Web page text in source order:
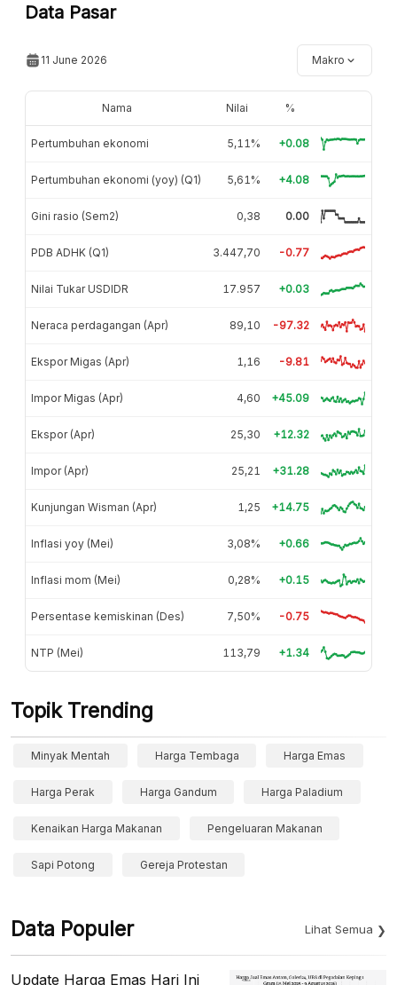
Data Pasar
11 June 2026 Makro
Nama Nilai %
Pertumbuhan ekonomi 5,11% +0.08
Pertumbuhan ekonomi (yoy) (Q1) 5,61% +4.08
Gini rasio (Sem2) 0,38 0.00
PDB ADHK (Q1) 3.447,70 -0.77
Nilai Tukar USDIDR 17.957 +0.03
Neraca perdagangan (Apr) 89,10 -97.32
Ekspor Migas (Apr) 1,16 -9.81
Impor Migas (Apr) 4,60 +45.09
Ekspor (Apr) 25,30 +12.32
Impor (Apr) 25,21 +31.28
Kunjungan Wisman (Apr) 1,25 +14.75
Inflasi yoy (Mei) 3,08% +0.66
Inflasi mom (Mei) 0,28% +0.15
Persentase kemiskinan (Des) 7,50% -0.75
NTP (Mei) 113,79 +1.34
Topik Trending
Minyak Mentah Harga Tembaga Harga Emas
Harga Perak Harga Gandum Harga Paladium
Kenaikan Harga Makanan Pengeluaran Makanan
Sapi Potong Gereja Protestan
Data Populer Lihat Semua
Update Harga Emas Hari Ini